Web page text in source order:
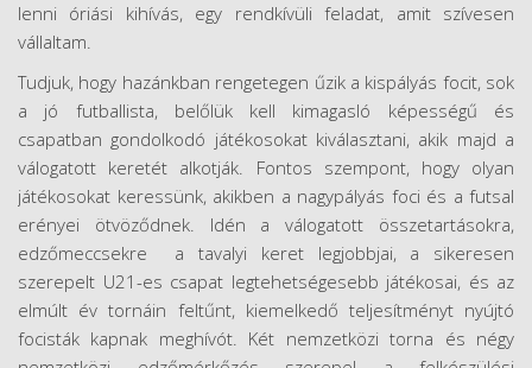
lenni óriási kihívás, egy rendkívüli feladat, amit szívesen
vállaltam.
Tudjuk, hogy hazánkban rengetegen űzik a kispályás focit, sok
a jó futballista, belőlük kell kimagasló képességű és
csapatban gondolkodó játékosokat kiválasztani, akik majd a
válogatott keretét alkotják. Fontos szempont, hogy olyan
játékosokat keressünk, akikben a nagypályás foci és a futsal
erényei ötvöződnek. Idén a válogatott összetartásokra,
edzőmeccsekre a tavalyi keret legjobbjai, a sikeresen
szerepelt U21-es csapat legtehetségesebb játékosai, és az
elmúlt év tornáin feltűnt, kiemelkedő teljesítményt nyújtó
focisták kapnak meghívót. Két nemzetközi torna és négy